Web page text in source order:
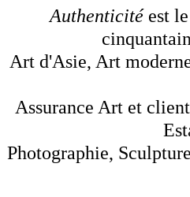
Authenticitéest le
Art d'Asie, Art
Assurance Art et
Photographie,